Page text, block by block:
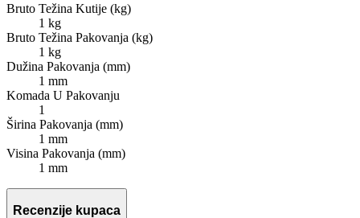
Bruto Težina Kutije (kg)
1 kg
Bruto Težina Pakovanja (kg)
1 kg
Dužina Pakovanja (mm)
1 mm
Komada U Pakovanju
1
Širina Pakovanja (mm)
1 mm
Visina Pakovanja (mm)
1 mm
Recenzije kupaca